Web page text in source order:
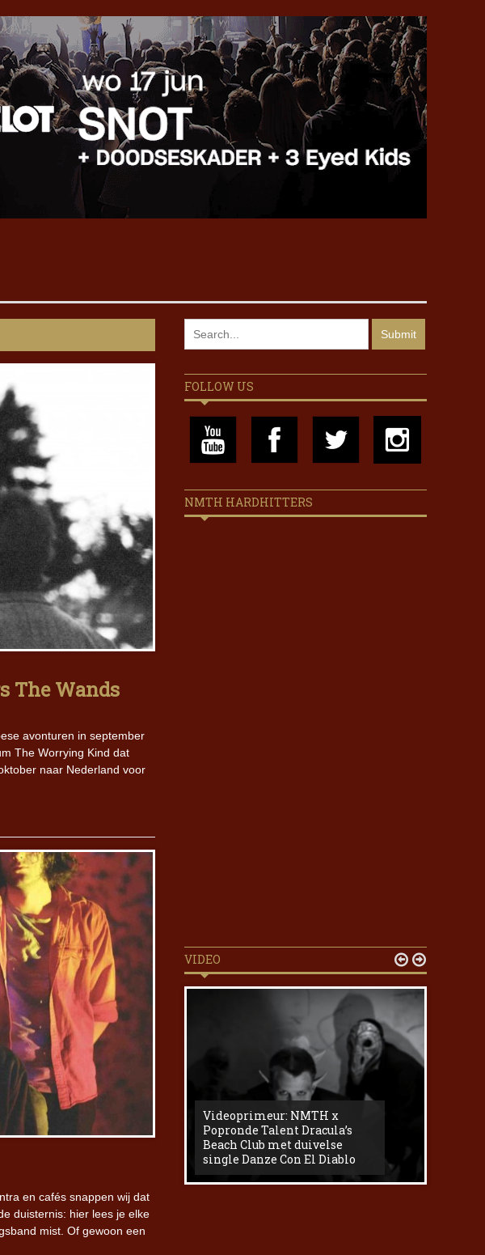
The Wands
avonturen in september
The Worrying Kind dat
naar Nederland voor
en cafés snappen wij dat
duisternis: hier lees je elke
mist. Of gewoon een
FOLLOW US
NMTH HARDHITTERS
VIDEO
doopt vers epos The
Videoprimeur: NMTH x
Popronde Talent Dracula’s
Beach Club met duivelse
single Danze Con El Diablo
 